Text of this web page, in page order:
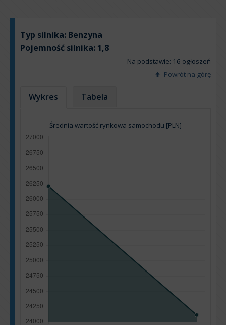
Typ silnika: Benzyna
Pojemność silnika: 1,8
Na podstawie: 16 ogłoszeń
Powrót na górę
Wykres Tabela
Średnia wartość rynkowa samochodu [PLN]